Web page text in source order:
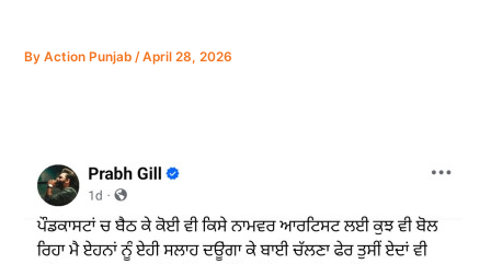
ByAction Punjab/April 28, 2026